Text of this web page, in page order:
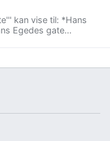
kan vise til: *Hans
Egedes gate